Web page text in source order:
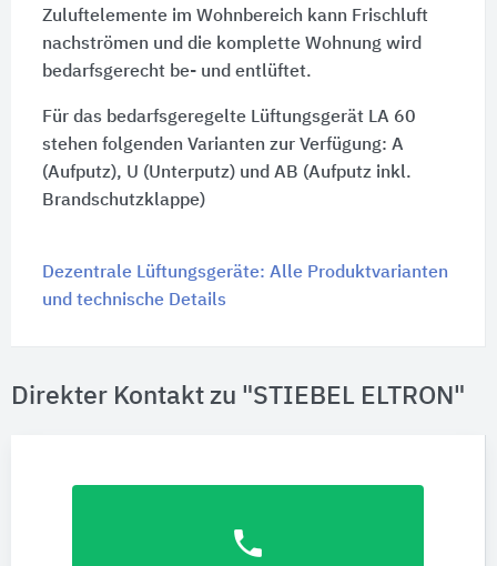
Zuluftelemente im Wohnbereich kann Frischluft
nachströmen und die komplette Wohnung wird
bedarfsgerecht be- und entlüftet.
Für das bedarfsgeregelte Lüftungsgerät LA 60
stehen folgenden Varianten zur Verfügung: A
(Aufputz), U (Unterputz) und AB (Aufputz inkl.
Brandschutzklappe)
Dezentrale Lüftungsgeräte: Alle Produktvarianten
und technische Details
Direkter Kontakt zu "STIEBEL ELTRON"
phone